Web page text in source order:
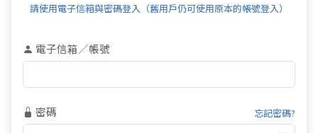
請使用電子信箱與密碼登入（舊用戶仍可使用原本的帳號登入）
電子信箱／帳號
密碼 忘記密碼?